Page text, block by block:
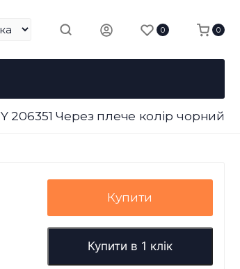
0 0
206351 Через плече колір чорний
Купити
Купити в 1 клік